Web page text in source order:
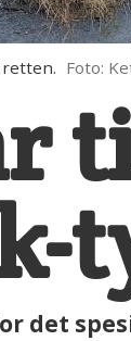
retten. Foto:
det